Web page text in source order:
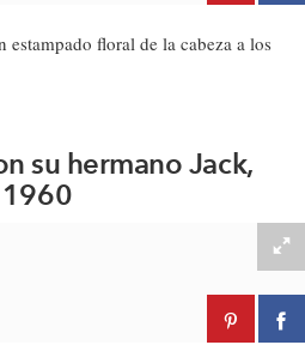
floral de la cabeza a los
su hermano Jack,
1960